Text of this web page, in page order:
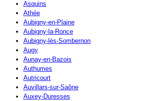
Asquins
Athée
Aubigny-en-Plaine
Aubigny-la-Ronce
Aubigny-lès-Sombernon
Augy
Aunay-en-Bazois
Authumes
Autricourt
Auvillars-sur-Saône
Auxey-Duresses